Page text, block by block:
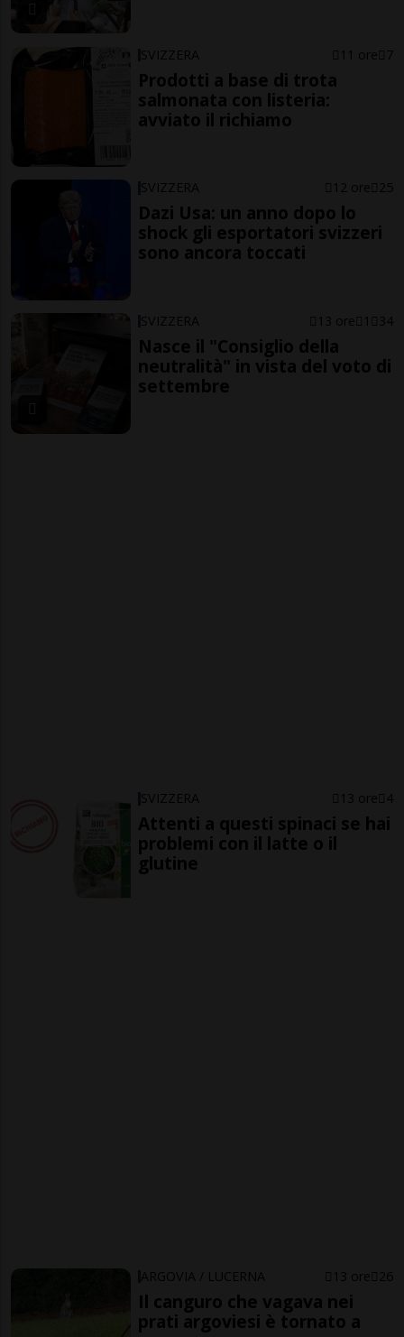
SVIZZERA 11 ore 7
Prodotti a base di trota
salmonata con listeria:
avviato il richiamo
SVIZZERA 12 ore 25
Dazi Usa: un anno dopo lo
shock gli esportatori svizzeri
sono ancora toccati
SVIZZERA 13 ore 1 34
Nasce il "Consiglio della
neutralità" in vista del voto di
settembre
SVIZZERA 13 ore 4
Attenti a questi spinaci se hai
problemi con il latte o il
glutine
ARGOVIA / LUCERNA 13 ore 26
Il canguro che vagava nei
prati argoviesi è tornato a